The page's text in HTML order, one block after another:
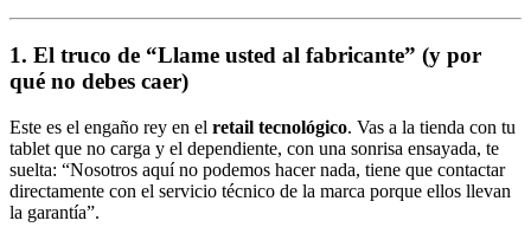
1. El truco de “Llame usted al fabricante” (y por
qué no debes caer)
Este es el engaño rey en el retail tecnológico. Vas a la tienda con tu
tablet que no carga y el dependiente, con una sonrisa ensayada, te
suelta: “Nosotros aquí no podemos hacer nada, tiene que contactar
directamente con el servicio técnico de la marca porque ellos llevan
la garantía”.